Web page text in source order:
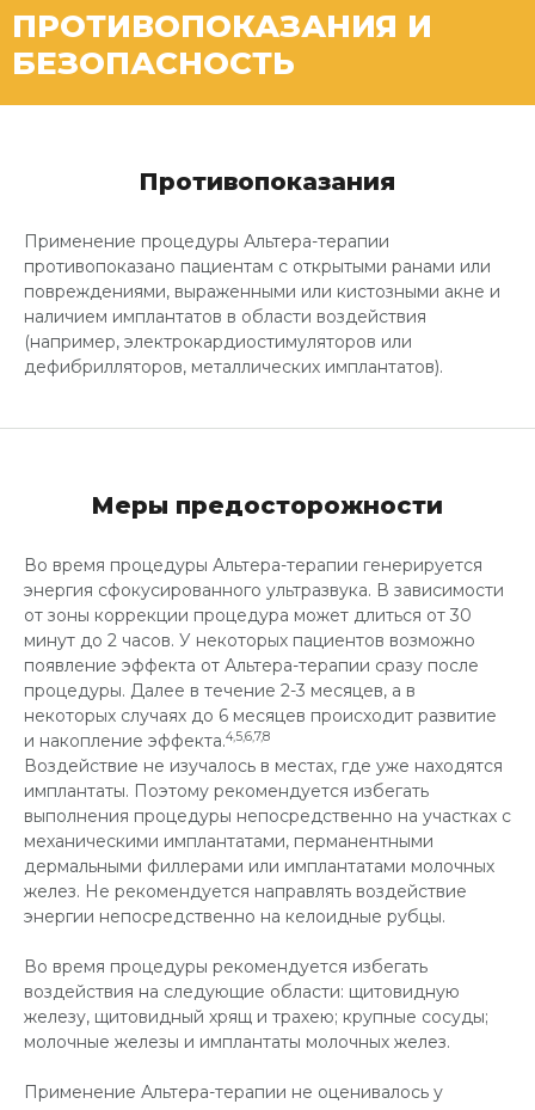
ПРОТИВОПОКАЗАНИЯ И
БЕЗОПАСНОСТЬ
Противопоказания
Применение процедуры Альтера-терапии
противопоказано пациентам с открытыми ранами или
повреждениями, выраженными или кистозными акне и
наличием имплантатов в области воздействия
(например, электрокардиостимуляторов или
дефибрилляторов, металлических имплантатов).
Меры предосторожности
Во время процедуры Альтера-терапии генерируется
энергия сфокусированного ультразвука. В зависимости
от зоны коррекции процедура может длиться от 30
минут до 2 часов. У некоторых пациентов возможно
появление эффекта от Альтера-терапии сразу после
процедуры. Далее в течение 2-3 месяцев, а в
некоторых случаях до 6 месяцев происходит развитие
и накопление эффекта.4,5,6,7,8
Воздействие не изучалось в местах, где уже находятся
имплантаты. Поэтому рекомендуется избегать
выполнения процедуры непосредственно на участках с
механическими имплантатами, перманентными
дермальными филлерами или имплантатами молочных
желез. Не рекомендуется направлять воздействие
энергии непосредственно на келоидные рубцы.
Во время процедуры рекомендуется избегать
воздействия на следующие области: щитовидную
железу, щитовидный хрящ и трахею; крупные сосуды;
молочные железы и имплантаты молочных желез.
Применение Альтера-терапии не оценивалось у